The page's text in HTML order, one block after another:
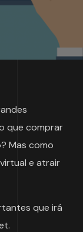
que comprar
Mas como
e atrair
que irá